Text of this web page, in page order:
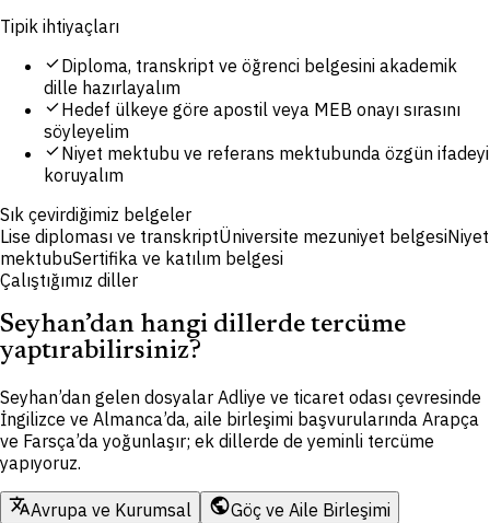
Tipik ihtiyaçları
checkDiploma, transkript ve öğrenci belgesini akademik
dille hazırlayalım
checkHedef ülkeye göre apostil veya MEB onayı sırasını
söyleyelim
checkNiyet mektubu ve referans mektubunda özgün ifadeyi
koruyalım
Sık çevirdiğimiz belgeler
Lise diploması ve transkriptÜniversite mezuniyet belgesiNiyet
mektubuSertifika ve katılım belgesi
Çalıştığımız diller
Seyhan’dan hangi dillerde tercüme
yaptırabilirsiniz?
Seyhan’dan gelen dosyalar Adliye ve ticaret odası çevresinde
İngilizce ve Almanca’da, aile birleşimi başvurularında Arapça
ve Farsça’da yoğunlaşır; ek dillerde de yeminli tercüme
yapıyoruz.
translateAvrupa ve Kurumsal publicGöç ve Aile Birleşimi